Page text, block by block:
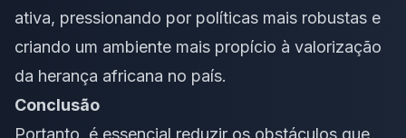
ativa, pressionando por políticas mais robustas e
criando um ambiente mais propício à valorização
da herança africana no país.
Conclusão